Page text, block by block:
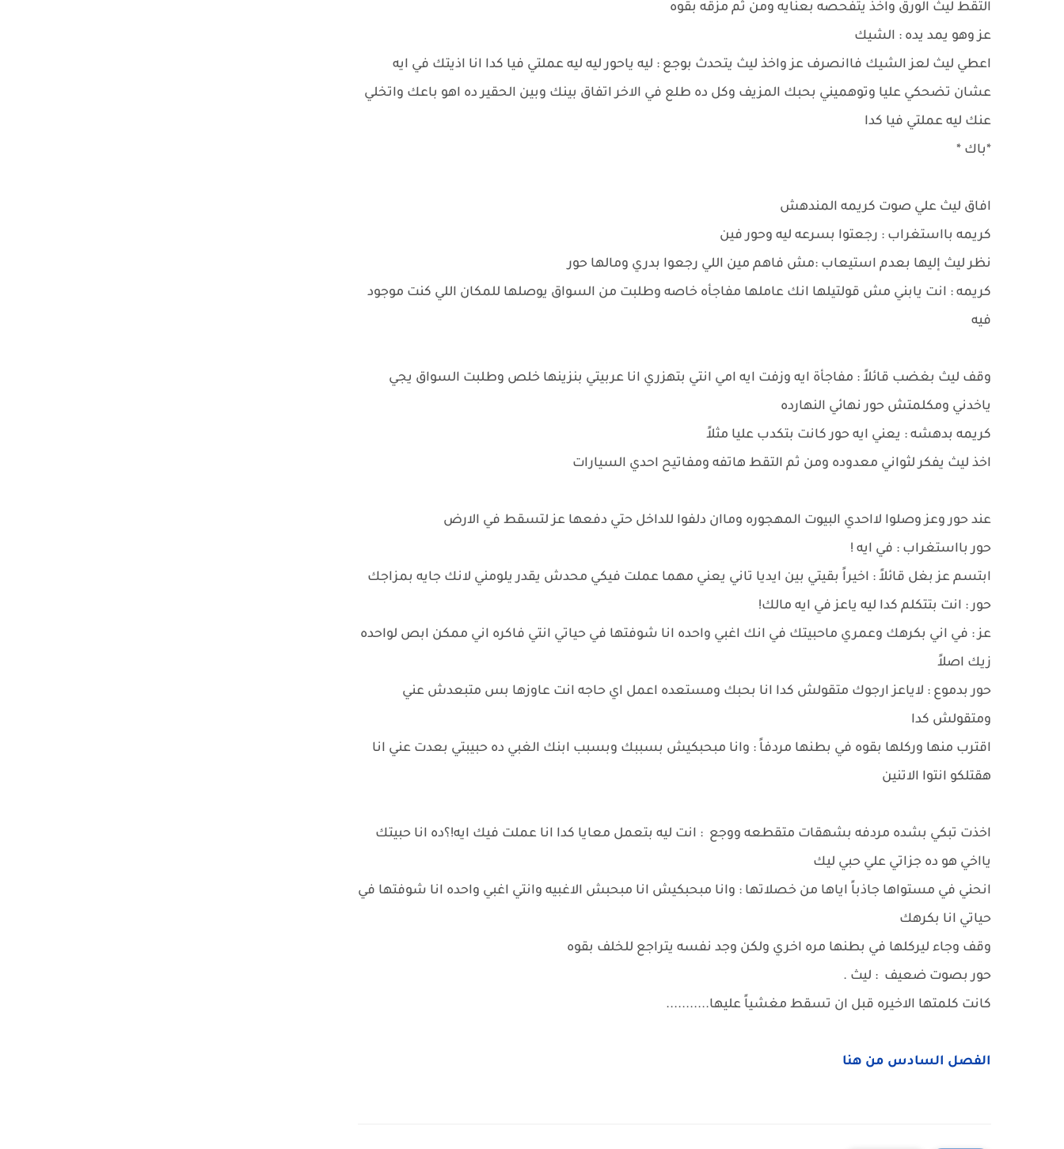
التقط ليث الورق واخذ يتفحصه بعنايه ومن ثم مزقه بقوه
عز وهو يمد يده : الشيك
اعطي ليث لعز الشيك فاانصرف عز واخذ ليث يتحدث بوجع : ليه ياحور ليه ليه عملتي فيا كدا انا اذيتك في ايه
عشان تضحكي عليا وتوهميني بحبك المزيف وكل ده طلع في الاخر اتفاق بينك وبين الحقير ده اهو باعك واتخلي
عنك ليه عملتي فيا كدا
*باك *
افاق ليث علي صوت كريمه المندهش
كريمه بااستغراب : رجعتوا بسرعه ليه وحور فين
نظر ليث إليها بعدم استيعاب :مش فاهم مين اللي رجعوا بدري ومالها حور
كريمه : انت يابني مش قولتيلها انك عاملها مفاجأه خاصه وطلبت من السواق يوصلها للمكان اللي كنت موجود
فيه
وقف ليث بغضب قائلاً : مفاجأة ايه وزفت ايه امي انتي بتهزري انا عربيتي بنزينها خلص وطلبت السواق يجي
ياخدني ومكلمتش حور نهائي النهارده
كريمه بدهشه : يعني ايه حور كانت بتكدب عليا مثلاً
اخذ ليث يفكر لثواني معدوده ومن ثم التقط هاتفه ومفاتيح احدي السيارات
عند حور وعز وصلوا لااحدي البيوت المهجوره وماان دلفوا للداخل حتي دفعها عز لتسقط في الارض
حور بااستغراب : في ايه !
ابتسم عز بغل قائلاً : اخيراً بقيتي بين ايديا تاني يعني مهما عملت فيكي محدش يقدر يلومني لانك جايه بمزاجك
حور : انت بتتكلم كدا ليه ياعز في ايه مالك!
عز : في اني بكرهك وعمري ماحبيتك في انك اغبي واحده انا شوفتها في حياتي انتي فاكره اني ممكن ابص لواحده
زيك اصلاً
حور بدموع : لاياعز ارجوك متقولش كدا انا بحبك ومستعده اعمل اي حاجه انت عاوزها بس متبعدش عني
ومتقولش كدا
اقترب منها وركلها بقوه في بطنها مردفاً : وانا مبحبكيش بسببك وبسبب ابنك الغبي ده حبيبتي بعدت عني انا
هقتلكو انتوا الاتنين
اخذت تبكي بشده مردفه بشهقات متقطعه ووجع : انت ليه بتعمل معايا كدا انا عملت فيك ايه!؟ده انا حبيتك
يااخي هو ده جزاتي علي حبي ليك
انحني في مستواها جاذباً اياها من خصلاتها : وانا مبحبكيش انا مبحبش الاغبيه وانتي اغبي واحده انا شوفتها في
حياتي انا بكرهك
وقف وجاء ليركلها في بطنها مره اخري ولكن وجد نفسه يتراجع للخلف بقوه
حور بصوت ضعيف : ليث .
كانت كلمتها الاخيره قبل ان تسقط مغشياً عليها...........
الفصل السادس من هنا